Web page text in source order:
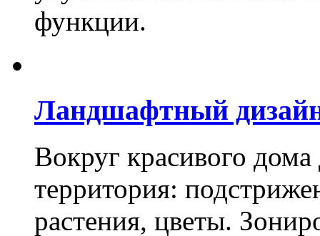
функции.
Ландшафтный
Вокруг красивого
территория:
растения, цветы.